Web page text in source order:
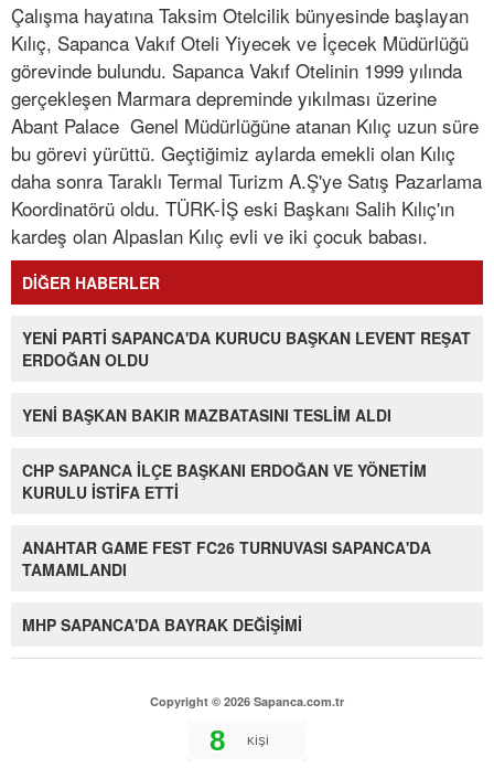
Çalışma hayatına Taksim Otelcilik bünyesinde başlayan
Kılıç, Sapanca Vakıf Oteli Yiyecek ve İçecek Müdürlüğü
görevinde bulundu. Sapanca Vakıf Otelinin 1999 yılında
gerçekleşen Marmara depreminde yıkılması üzerine
Abant Palace Genel Müdürlüğüne atanan Kılıç uzun süre
bu görevi yürüttü. Geçtiğimiz aylarda emekli olan Kılıç
daha sonra Taraklı Termal Turizm A.Ş'ye Satış Pazarlama
Koordinatörü oldu. TÜRK-İŞ eski Başkanı Salih Kılıç'ın
kardeş olan Alpaslan Kılıç evli ve iki çocuk babası.
DİĞER HABERLER
YENİ PARTİ SAPANCA'DA KURUCU BAŞKAN LEVENT REŞAT
ERDOĞAN OLDU
YENİ BAŞKAN BAKIR MAZBATASINI TESLİM ALDI
CHP SAPANCA İLÇE BAŞKANI ERDOĞAN VE YÖNETİM
KURULU İSTİFA ETTİ
ANAHTAR GAME FEST FC26 TURNUVASI SAPANCA'DA
TAMAMLANDI
MHP SAPANCA'DA BAYRAK DEĞİŞİMİ
Copyright © 2026 Sapanca.com.tr